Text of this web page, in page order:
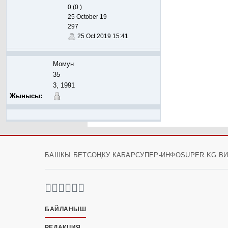
0 (0 )
25 October 19
297
25 Oct 2019 15:41
Момун
35
3, 1991
Жынысы:
БАШКЫ БЕТСОҢКУ КАБАРСУПЕР-ИНФОSUPER.KG
БАЙЛАНЫШ